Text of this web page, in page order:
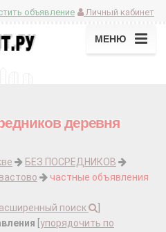
Личный кабинет
объявление
МЕНЮ
деревня
БЕЗ ПОСРЕДНИКОВ
частные объявления
поиск
упорядочить по